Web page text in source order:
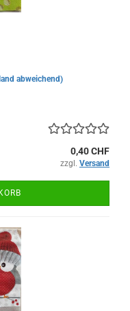
abweichend)
0,40 CHF
zzgl. Versand